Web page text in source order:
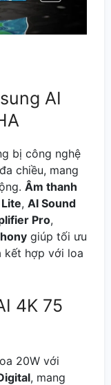
AI
bị công nghệ
chiều, mang
Âm thanh
, AI Sound
Pro,
giúp tối ưu
kết hợp với loa
4K 75
20W với
, mang